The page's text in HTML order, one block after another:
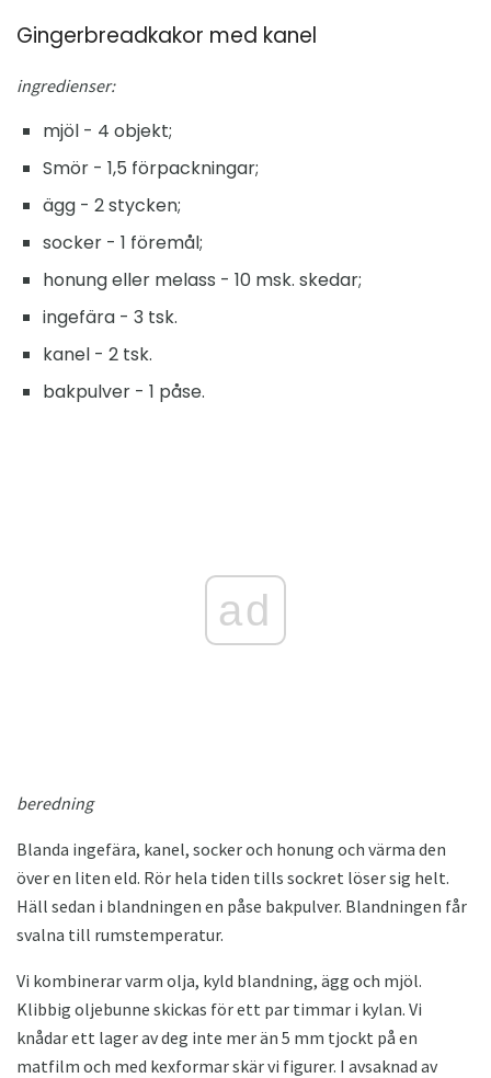
Gingerbreadkakor med kanel
ingredienser:
mjöl - 4 objekt;
Smör - 1,5 förpackningar;
ägg - 2 stycken;
socker - 1 föremål;
honung eller melass - 10 msk. skedar;
ingefära - 3 tsk.
kanel - 2 tsk.
bakpulver - 1 påse.
ad
beredning
Blanda ingefära, kanel, socker och honung och värma den
över en liten eld. Rör hela tiden tills sockret löser sig helt.
Häll sedan i blandningen en påse bakpulver. Blandningen får
svalna till rumstemperatur.
Vi kombinerar varm olja, kyld blandning, ägg och mjöl.
Klibbig oljebunne skickas för ett par timmar i kylan. Vi
knådar ett lager av deg inte mer än 5 mm tjockt på en
matfilm och med kexformar skär vi figurer. I avsaknad av